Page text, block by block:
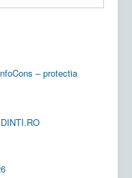
– protectia